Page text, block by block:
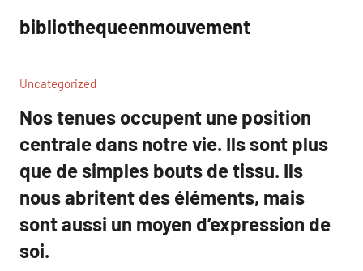
contenu
bibliothequeenmouvement
Uncategorized
Nos tenues occupent une position
centrale dans notre vie. Ils sont plus
que de simples bouts de tissu. Ils
nous abritent des éléments, mais
sont aussi un moyen d’expression de
soi.